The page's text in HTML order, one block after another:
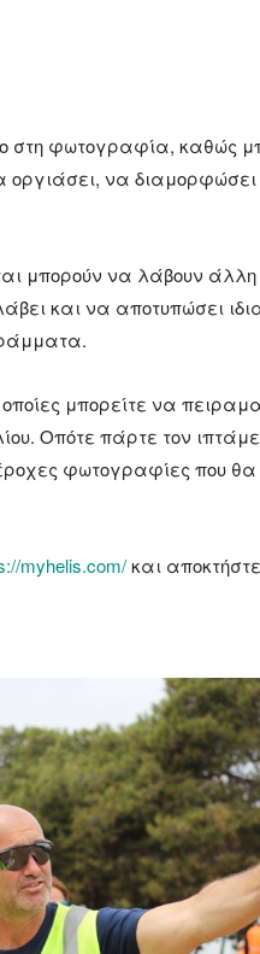
στη φωτογραφία, καθώς
να
μπορούν να λάβουν
και να αποτυπώσει
μπορείτε να
Οπότε πάρτε τον
φωτογραφίες που θα
myhelis.com/και